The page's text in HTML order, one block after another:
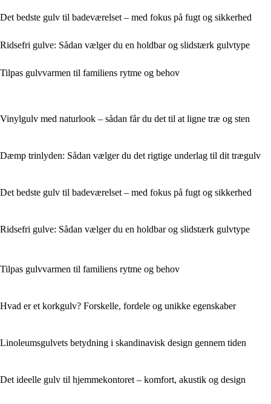
Det bedste gulv til badeværelset – med fokus på fugt og sikkerhed
Ridsefri gulve: Sådan vælger du en holdbar og slidstærk gulvtype
Tilpas gulvvarmen til familiens rytme og behov
Vinylgulv med naturlook – sådan får du det til at ligne træ og sten
Dæmp trinlyden: Sådan vælger du det rigtige underlag til dit trægulv
Det bedste gulv til badeværelset – med fokus på fugt og sikkerhed
Ridsefri gulve: Sådan vælger du en holdbar og slidstærk gulvtype
Tilpas gulvvarmen til familiens rytme og behov
Hvad er et korkgulv? Forskelle, fordele og unikke egenskaber
Linoleumsgulvets betydning i skandinavisk design gennem tiden
Det ideelle gulv til hjemmekontoret – komfort, akustik og design